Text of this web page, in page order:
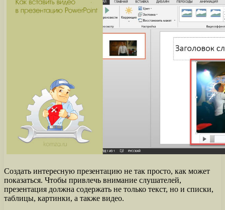
Создать интересную презентацию не так просто, как может
показаться. Чтобы привлечь внимание слушателей,
презентация должна содержать не только текст, но и списки,
таблицы, картинки, а также видео.